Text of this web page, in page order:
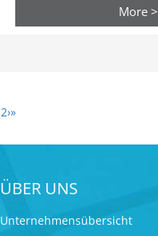
More >
2›»
ÜBER UNS
Unternehmensübersicht